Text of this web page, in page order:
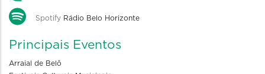
Spotify Rádio Belo Horizonte
Principais Eventos
Arraial de Belô